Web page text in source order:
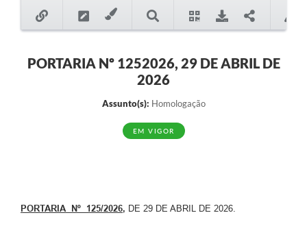
PORTARIA Nº 1252026, 29 DE ABRIL DE
2026
Assunto(s): Homologação
EM VIGOR
PORTARIA Nº 125/2026, DE 29 DE ABRIL DE 2026.